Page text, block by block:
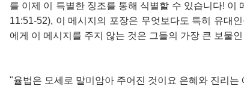
를 이제 이 특별한 징조를 통해 식별할 수 있습니다! 이
11:51-52), 이 메시지의 포장은 무엇보다도 특히 유대
에게 이 메시지를 주지 않는 것은 그들의 가장 큰 보물
"율법은 모세로 말미암아 주어진 것이요 은혜와 진리